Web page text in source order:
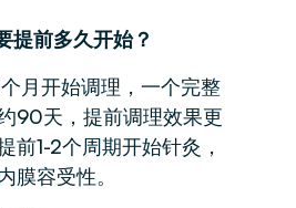
提前多久开始？
月开始调理，一个完整
90天，提前调理效果更
前1-2个周期开始针灸，
膜容受性。